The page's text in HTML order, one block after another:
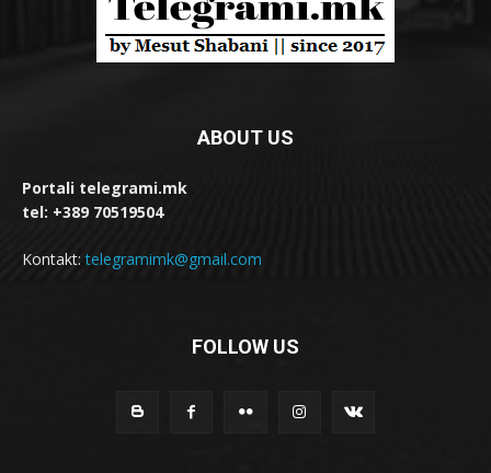
ABOUT US
Portali telegrami.mk
tel: +389 70519504
Kontakt:telegramimk@gmail.com
FOLLOW US